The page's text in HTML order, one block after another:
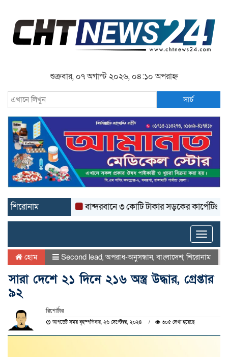
শুক্রবার, ০৭ অগাস্ট ২০২৬, ০৪:১০ অপরাহ্ন
সার্চ
শিরোনাম বান্দরবানে ৩ কোটি টাকার সড়কের কার্পেটিং উঠে
Toggle
হোম Second lead,অপরাধ-অনুসন্ধান,বাংলাদেশ,শিরোনাম
সারা দেশে ২১ দিনে ২১৬ অস্ত্র উদ্ধার, গ্রেপ্তার
৯২
রিপোর্টার
আপডেট সময় বৃহস্পতিবার, ২৬ সেপ্টেম্বর, ২০২৪ ৩০৫ দেখা হয়েছে